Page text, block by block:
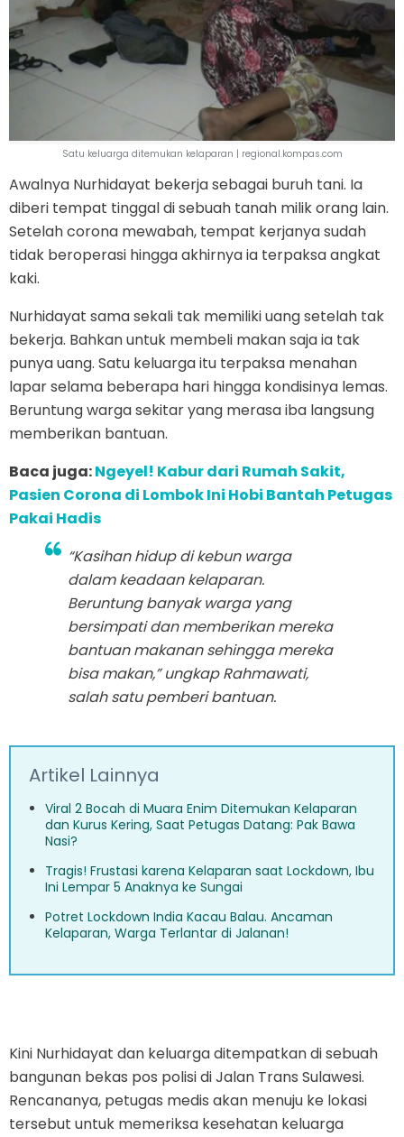
Satu keluarga ditemukan kelaparan | regional.kompas.com
Awalnya Nurhidayat bekerja sebagai buruh tani. Ia
diberi tempat tinggal di sebuah tanah milik orang lain.
Setelah corona mewabah, tempat kerjanya sudah
tidak beroperasi hingga akhirnya ia terpaksa angkat
kaki.
Nurhidayat sama sekali tak memiliki uang setelah tak
bekerja. Bahkan untuk membeli makan saja ia tak
punya uang. Satu keluarga itu terpaksa menahan
lapar selama beberapa hari hingga kondisinya lemas.
Beruntung warga sekitar yang merasa iba langsung
memberikan bantuan.
Baca juga:Ngeyel! Kabur dari Rumah Sakit,
Pasien Corona di Lombok Ini Hobi Bantah Petugas
Pakai Hadis
“Kasihan hidup di kebun warga
dalam keadaan kelaparan.
Beruntung banyak warga yang
bersimpati dan memberikan mereka
bantuan makanan sehingga mereka
bisa makan,” ungkap Rahmawati,
salah satu pemberi bantuan.
Artikel Lainnya
Viral 2 Bocah di Muara Enim Ditemukan Kelaparan
dan Kurus Kering, Saat Petugas Datang: Pak Bawa
Nasi?
Tragis! Frustasi karena Kelaparan saat Lockdown, Ibu
Ini Lempar 5 Anaknya ke Sungai
Potret Lockdown India Kacau Balau. Ancaman
Kelaparan, Warga Terlantar di Jalanan!
Kini Nurhidayat dan keluarga ditempatkan di sebuah
bangunan bekas pos polisi di Jalan Trans Sulawesi.
Rencananya, petugas medis akan menuju ke lokasi
tersebut untuk memeriksa kesehatan keluarga